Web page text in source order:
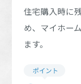
住宅購入時に
め、マイホー
ます。